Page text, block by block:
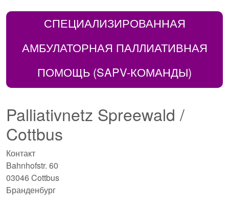
СПЕЦИАЛИЗИРОВАННАЯ
АМБУЛАТОРНАЯ ПАЛЛИАТИВНАЯ
ПОМОЩЬ (SAPV-КОМАНДЫ)
Palliativnetz Spreewald /
Cottbus
Контакт
Bahnhofstr. 60
03046 Cottbus
Бранденбург